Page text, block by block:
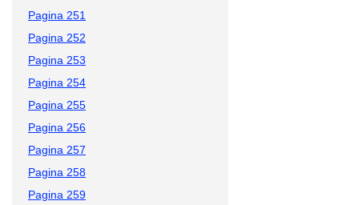
Pagina 251
Pagina 252
Pagina 253
Pagina 254
Pagina 255
Pagina 256
Pagina 257
Pagina 258
Pagina 259